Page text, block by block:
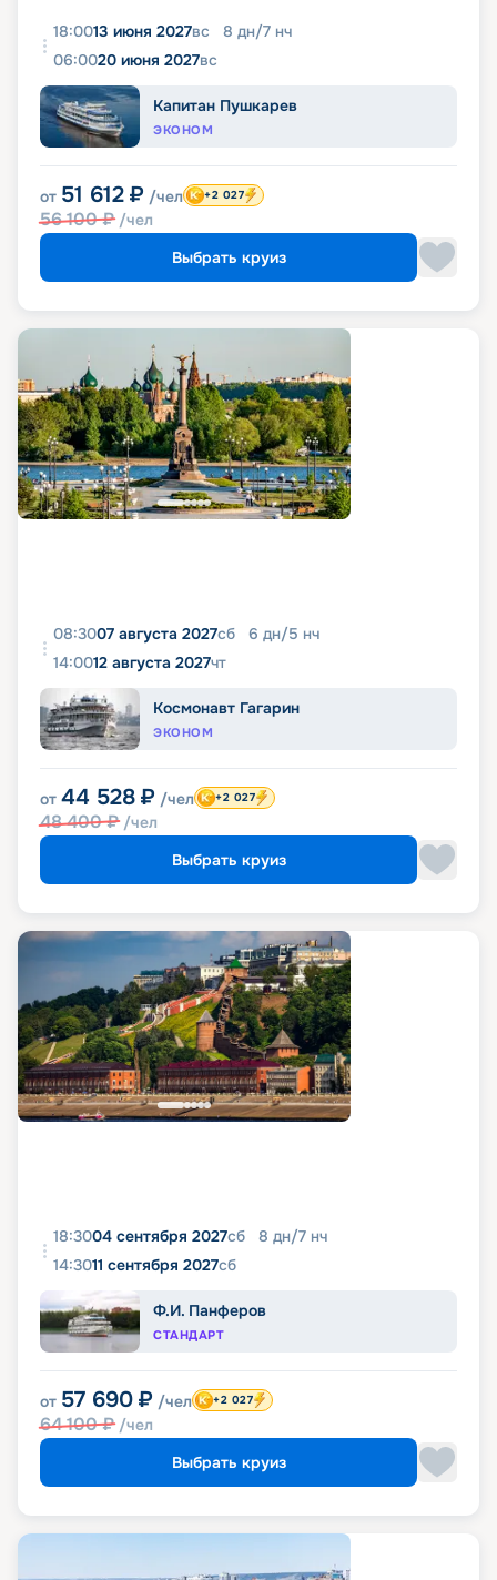
18:0013 июня 2027вс 8 дн/7 нч
06:0020 июня 2027вс
Капитан Пушкарев
ЭКОНОМ
от 51 612 ₽ /чел
56 100₽ /чел
+2 027
Выбрать круиз
08:3007 августа 2027сб 6 дн/5 нч
14:0012 августа 2027чт
Космонавт Гагарин
ЭКОНОМ
от 44 528 ₽ /чел
48 400₽ /чел
+2 027
Выбрать круиз
18:3004 сентября 2027сб 8 дн/7 нч
14:3011 сентября 2027сб
Ф.И. Панферов
СТАНДАРТ
от 57 690 ₽ /чел
64 100₽ /чел
+2 027
Выбрать круиз